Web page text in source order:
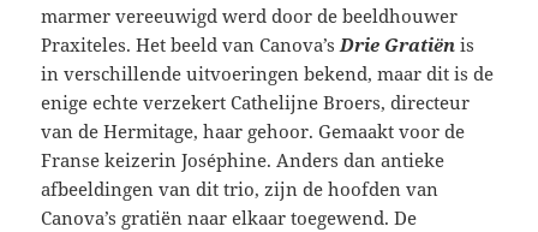
marmer vereeuwigd werd door de beeldhouwer
Praxiteles. Het beeld van Canova’s Drie Gratiën is
in verschillende uitvoeringen bekend, maar dit is de
enige echte verzekert Cathelijne Broers, directeur
van de Hermitage, haar gehoor. Gemaakt voor de
Franse keizerin Joséphine. Anders dan antieke
afbeeldingen van dit trio, zijn de hoofden van
Canova’s gratiën naar elkaar toegewend. De